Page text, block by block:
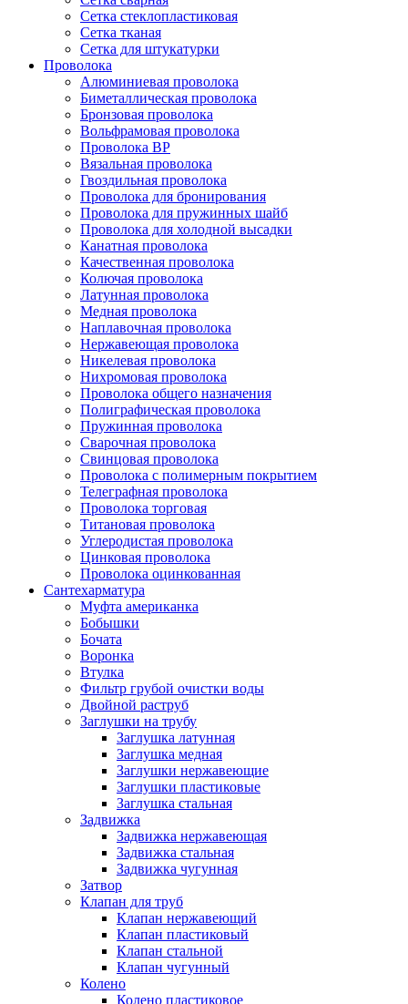
Сетка стеклопластиковая
Сетка тканая
Сетка для штукатурки
Проволока
Алюминиевая проволока
Биметаллическая проволока
Бронзовая проволока
Вольфрамовая проволока
Проволока ВР
Вязальная проволока
Гвоздильная проволока
Проволока для бронирования
Проволока для пружинных шайб
Проволока для холодной высадки
Канатная проволока
Качественная проволока
Колючая проволока
Латунная проволока
Медная проволока
Наплавочная проволока
Нержавеющая проволока
Никелевая проволока
Нихромовая проволока
Проволока общего назначения
Полиграфическая проволока
Пружинная проволока
Сварочная проволока
Свинцовая проволока
Проволока с полимерным покрытием
Телеграфная проволока
Проволока торговая
Титановая проволока
Углеродистая проволока
Цинковая проволока
Проволока оцинкованная
Сантехарматура
Муфта американка
Бобышки
Бочата
Воронка
Втулка
Фильтр грубой очистки воды
Двойной раструб
Заглушки на трубу
Заглушка латунная
Заглушка медная
Заглушки нержавеющие
Заглушки пластиковые
Заглушка стальная
Задвижка
Задвижка нержавеющая
Задвижка стальная
Задвижка чугунная
Затвор
Клапан для труб
Клапан нержавеющий
Клапан пластиковый
Клапан стальной
Клапан чугунный
Колено
Колено пластиковое